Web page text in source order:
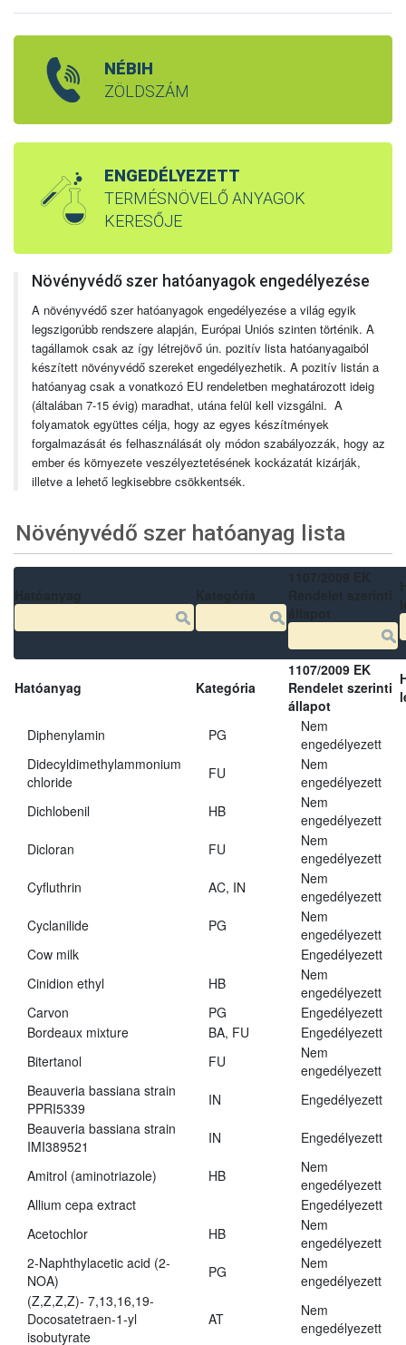
NÉBIH
ZÖLDSZÁM
ENGEDÉLYEZETT
TERMÉSNÖVELŐ ANYAGOK
KERESŐJE
Növényvédő szer hatóanyagok engedélyezése
A növényvédő szer hatóanyagok engedélyezése a világ egyik
legszigorúbb rendszere alapján, Európai Uniós szinten történik. A
tagállamok csak az így létrejövő ún. pozitív lista hatóanyagaiból
készített növényvédő szereket engedélyezhetik. A pozitív listán a
hatóanyag csak a vonatkozó EU rendeletben meghatározott ideig
(általában 7-15 évig) maradhat, utána felül kell vizsgálni. A
folyamatok együttes célja, hogy az egyes készítmények
forgalmazását és felhasználását oly módon szabályozzák, hogy az
ember és környezete veszélyeztetésének kockázatát kizárják,
illetve a lehető legkisebbre csökkentsék.
Növényvédő szer hatóanyag lista
Hatóanyag Kategória
1107/2009 EK
Rendelet szerinti
állapot
Diphenylamin PG
Nem
engedélyezett
Didecyldimethylammonium
chloride
FU
Nem
engedélyezett
Dichlobenil
HB
Nem
engedélyezett
Dicloran
FU
Nem
engedélyezett
Cyfluthrin
AC, IN
Nem
engedélyezett
Cyclanilide
PG
Nem
engedélyezett
Cow milk
Engedélyezett
Cinidion ethyl
HB
Nem
engedélyezett
Carvon
PG
Engedélyezett
Bordeaux mixture
BA, FU
Engedélyezett
Bitertanol
FU
Nem
engedélyezett
Beauveria bassiana strain
PPRI5339
IN
Engedélyezett
Beauveria bassiana strain
IMI389521
IN Engedélyezett
Amitrol (aminotriazole) HB
Nem
engedélyezett
Allium cepa extract
Engedélyezett
Acetochlor
HB
Nem
engedélyezett
2-Naphthylacetic acid (2-
NOA)
PG
Nem
engedélyezett
(Z,Z,Z,Z)- 7,13,16,19-
Docosatetraen-1-yl
isobutyrate
AT
Nem
engedélyezett